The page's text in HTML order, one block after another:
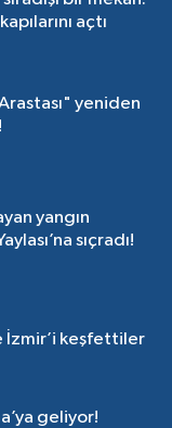
açtı
yeniden
yangın
sıçradı!
İzmir’i keşfettiler
geliyor!